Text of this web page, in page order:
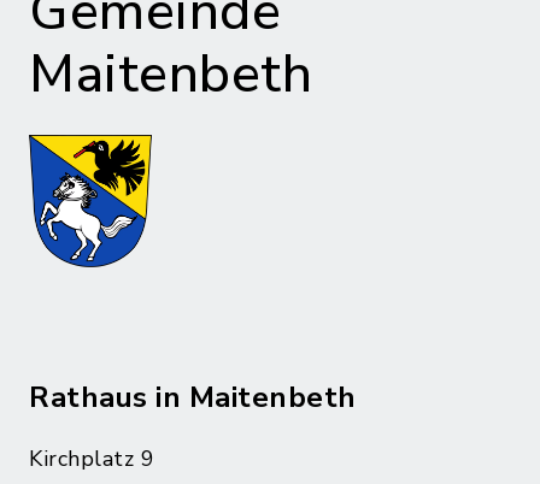
Maitenbeth
Rathaus in Maitenbeth
Kirchplatz 9